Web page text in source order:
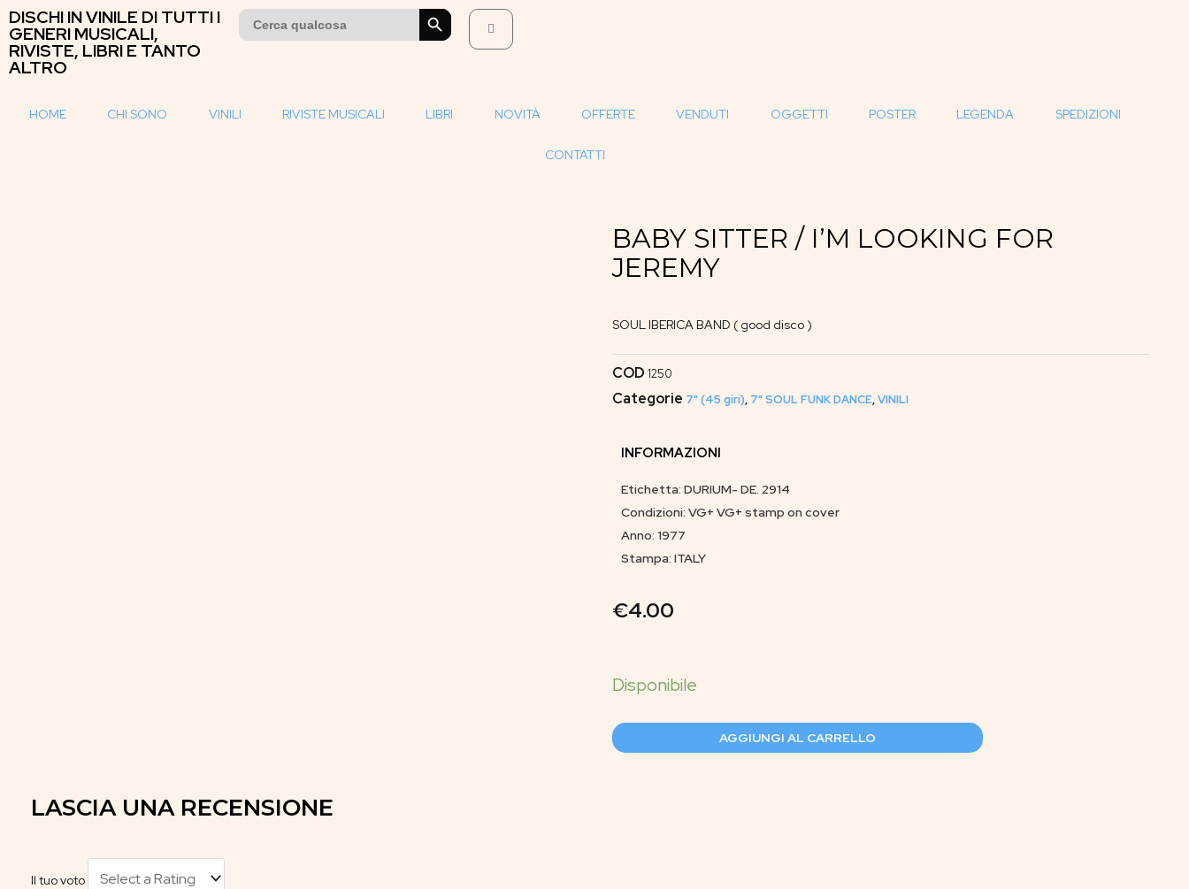
DISCHI IN VINILE DI TUTTI I
GENERI MUSICALI,
RIVISTE, LIBRI E TANTO
ALTRO
Search
for:
SEARCH BUTTON
HOME CHI SONO VINILI RIVISTE MUSICALI LIBRI NOVITÀ OFFERTE VENDUTI OGGETTI POSTER LEGENDA SPEDIZIONI
CONTATTI
BABY SITTER / I’M LOOKING FOR
JEREMY
SOUL IBERICA BAND ( good disco )
COD 1250
Categorie 7" (45 giri), 7" SOUL FUNK DANCE,VINILI
INFORMAZIONI
Etichetta: DURIUM- DE. 2914
Condizioni: VG+ VG+ stamp on cover
Anno: 1977
Stampa: ITALY
€4.00
AGGIUNGI AL CARRELLO
LASCIA UNA RECENSIONE
Il tuo voto